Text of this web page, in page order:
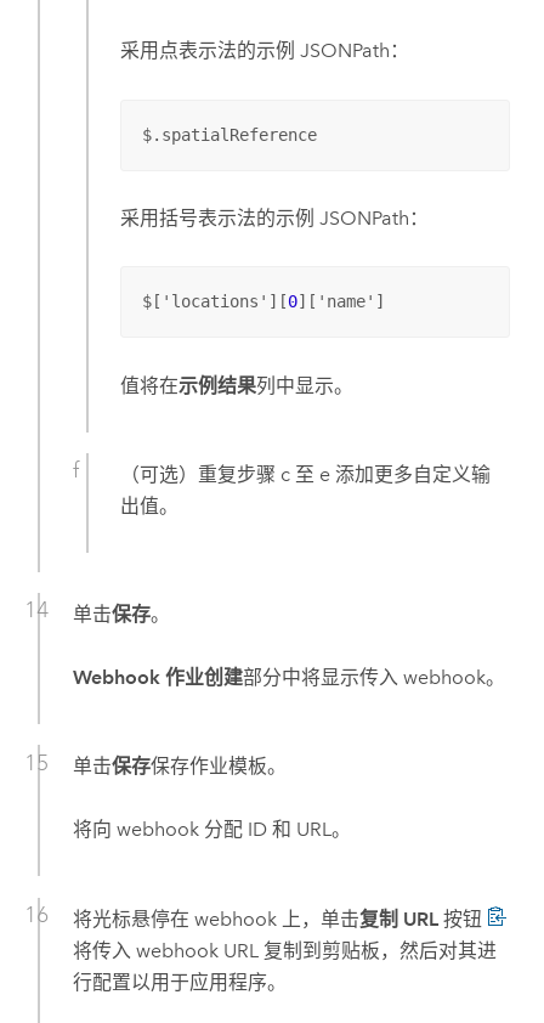
采用点表示法的示例 JSONPath：
$.spatialReference
采用括号表示法的示例 JSONPath：
$['locations'][0]['name']
值将在示例结果列中显示。
（可选）重复步骤 c 至 e 添加更多自定义输
出值。
单击保存。
Webhook 作业创建部分中将显示传入 webhook。
单击保存保存作业模板。
将向 webhook 分配 ID 和 URL。
将光标悬停在 webhook 上，单击复制 URL按钮
将传入 webhook URL 复制到剪贴板，然后对其进
行配置以用于应用程序。